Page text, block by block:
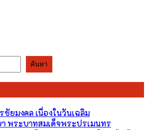
ค้นหา
ยมงคล เนื่องในวันเฉลิม
พระบาทสมเด็จพระปรเมนทร